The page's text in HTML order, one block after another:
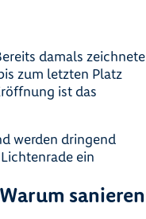
damals zeichnete
zum letzten Platz
ist das
werden dringend
ein
Warum